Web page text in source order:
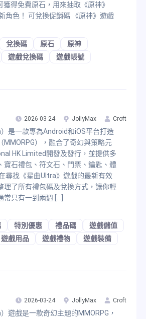
獲得免費原石，用來抽取《原神》
角色！ 可兌換促銷碼 《原神》遊戲
兌換碼 原石
原神
遊戲兌換碼
遊戲帳號
2026-03-24 JollyMax Croft
是一款專為Android和iOS平台打造
），融合了奇幻與策略元
HK Limited開發及發行，並提供多
寶石禮包、符文石、門票、鑰匙、體
尋找《星曲Ultra》遊戲的最新有效
理了所有禮包碼及兌換方式，讓你輕
常只有一到兩週 […]
特別優惠 禮品碼
遊戲儲值
遊戲用品 遊戲禮物
遊戲裝備
2026-03-24 JollyMax Croft
遊戲是一款奇幻主題的MMORPG，